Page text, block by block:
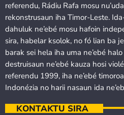
referendu, Rádiu Rafa mosu
rekonstrusaun iha Timor-Leste.
dahuluk ne’ebé mosu hafoin
sira, habelar ksolok, no fó lian ba
barak sei hela iha uma ne’ebé
destruisaun ne’ebé kauza hosi
referendu 1999, iha ne’ebé
Indonézia no harii nasaun ida
KONTAKTU SIRA